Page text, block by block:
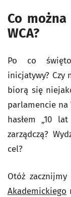
Co
WCA?
Po co
inicjatywy? Czy
biorą się
parlamencie na
hasłem „10
zarządczą?
cel?
Otóż
Akademickiego